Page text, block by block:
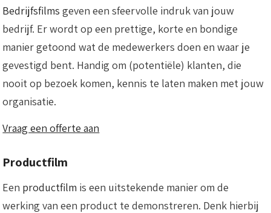
Bedrijfsfilms geven een sfeervolle indruk van jouw
bedrijf. Er wordt op een prettige, korte en bondige
manier getoond wat de medewerkers doen en waar je
gevestigd bent. Handig om (potentiële) klanten, die
nooit op bezoek komen, kennis te laten maken met jouw
organisatie.
Vraag een offerte aan
Productfilm
Een productfilm is een uitstekende manier om de
werking van een product te demonstreren. Denk hierbij